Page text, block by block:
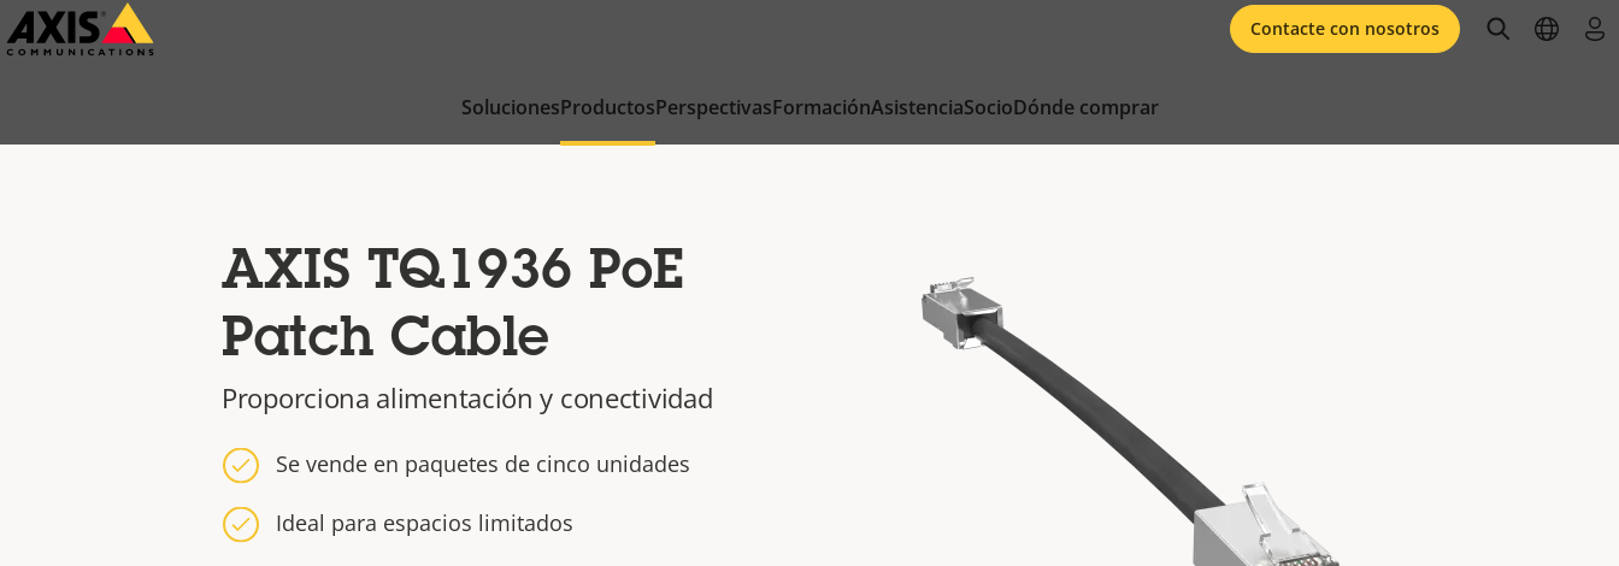
Saltar
al
SolucionesProductosPerspectivasFormaciónAsistenciaSocioDónde comprar
Contacte con nosotros openopen
AXIS TQ1936 PoE
Patch Cable
Proporciona alimentación y conectividad
Se vende en paquetes de cinco unidades
Ideal para espacios limitados